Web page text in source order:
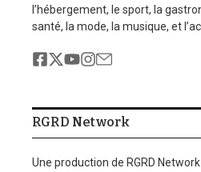
l’hébergement, le sport, la
santé, la mode, la musique, et
RGRD Network
Une production de RGRD